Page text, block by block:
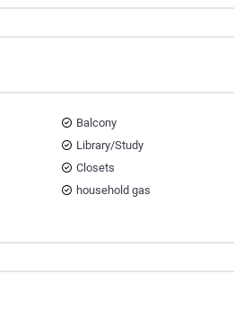
Balcony
Library/Study
Closets
household gas